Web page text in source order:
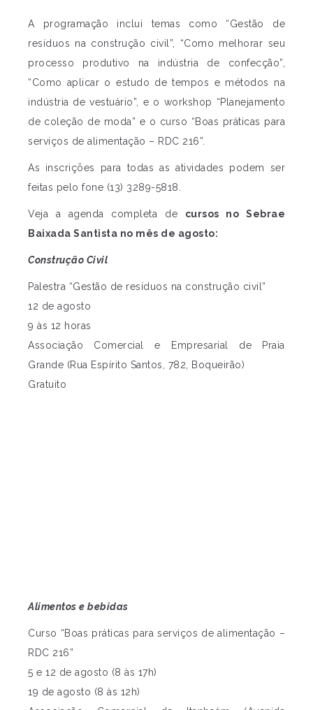
A programação inclui temas como “Gestão de
resíduos na construção civil”, “Como melhorar seu
processo produtivo na indústria de confecção”,
“Como aplicar o estudo de tempos e métodos na
indústria de vestuário”, e o workshop “Planejamento
de coleção de moda” e o curso “Boas práticas para
serviços de alimentação – RDC 216”.
As inscrições para todas as atividades podem ser
feitas pelo fone (13) 3289-5818.
Veja a agenda completa de cursos no Sebrae
Baixada Santista no mês de agosto:
Construção Civil
Palestra “Gestão de resíduos na construção civil”
12 de agosto
9 às 12 horas
Associação Comercial e Empresarial de Praia
Grande (Rua Espírito Santos, 782, Boqueirão)
Gratuito
Alimentos e bebidas
Curso “Boas práticas para serviços de alimentação –
RDC 216”
5 e 12 de agosto (8 às 17h)
19 de agosto (8 às 12h)